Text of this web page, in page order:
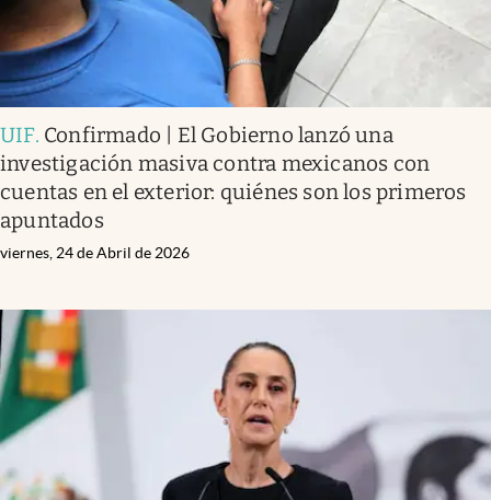
UIF. Confirmado | El Gobierno lanzó una
investigación masiva contra mexicanos con
cuentas en el exterior: quiénes son los primeros
apuntados
viernes, 24 de Abril de 2026